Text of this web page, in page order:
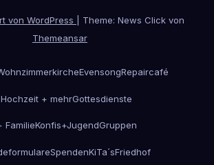
von WordPress
Theme: News Click von
Themeansar
EvensongRepaircafé
+ mehrGottesdienste
FamilieKonfis+JugendGruppen
SpendenKiTa´sFriedhof